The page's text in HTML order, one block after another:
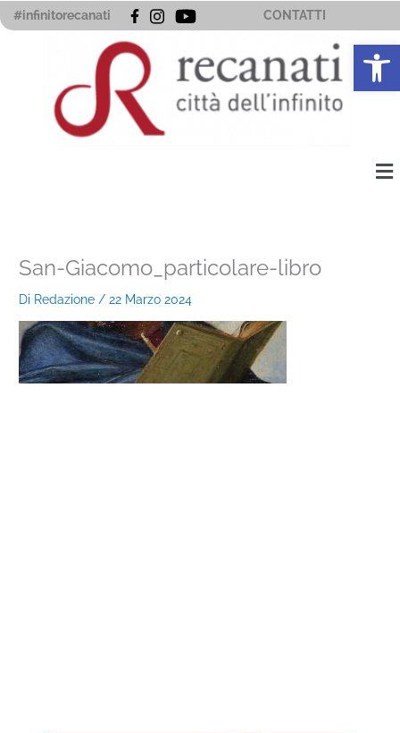
Vai
al
#infinitorecanati CONTATTI
San-Giacomo_particolare-libro
Di Redazione /22 Marzo 2024
Apri la